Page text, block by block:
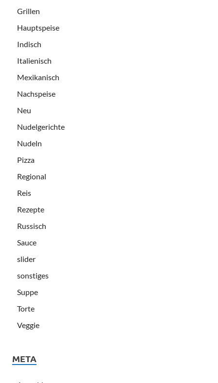
Grillen
Hauptspeise
Indisch
Italienisch
Mexikanisch
Nachspeise
Neu
Nudelgerichte
Nudeln
Pizza
Regional
Reis
Rezepte
Russisch
Sauce
slider
sonstiges
Suppe
Torte
Veggie
META